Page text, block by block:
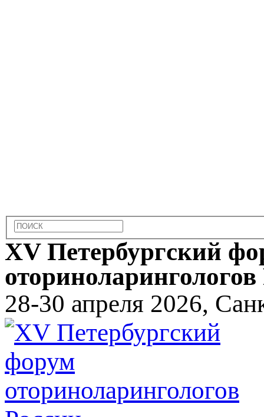
XV Петербургский
оториноларингологов
28-30 апреля 2026,